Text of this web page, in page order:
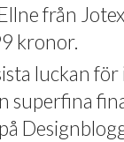
från Jotex
kronor.
luckan för
superfina